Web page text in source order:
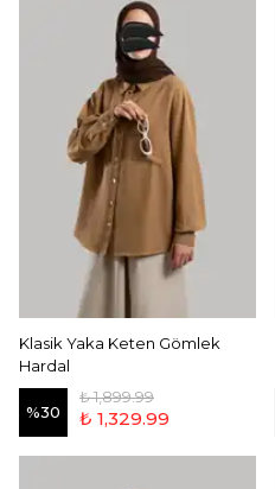
Klasik Yaka Keten Gömlek
Hardal
%30
₺ 1,899.99
₺ 1,329.99